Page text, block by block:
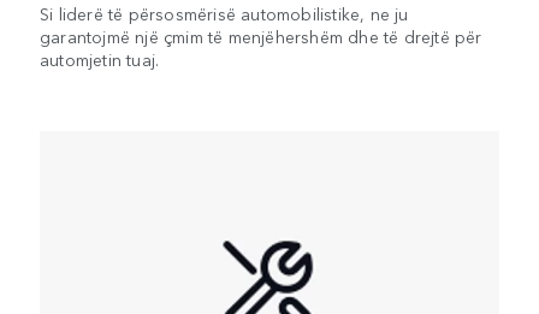
Si liderë të përsosmërisë automobilistike, ne ju
garantojmë një çmim të menjëhershëm dhe të drejtë për
automjetin tuaj.